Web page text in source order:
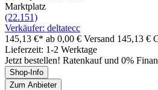
Marktplatz
(22.151)
Verkäufer: deltatecc
145,13 €* ab 0,00 € Versand 145,13 €
Lieferzeit: 1-2 Werktage
Jetzt bestellen! Ratenkauf und 0%
Shop-Info
Zum Anbieter